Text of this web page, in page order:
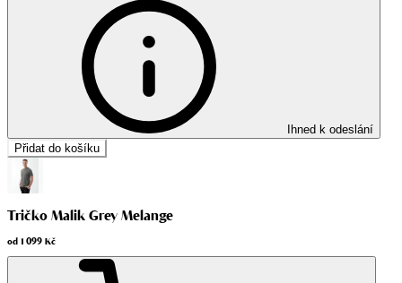
Ihned k odeslání
Přidat do košíku
Tričko Malik Grey Melange
od 1 099 Kč